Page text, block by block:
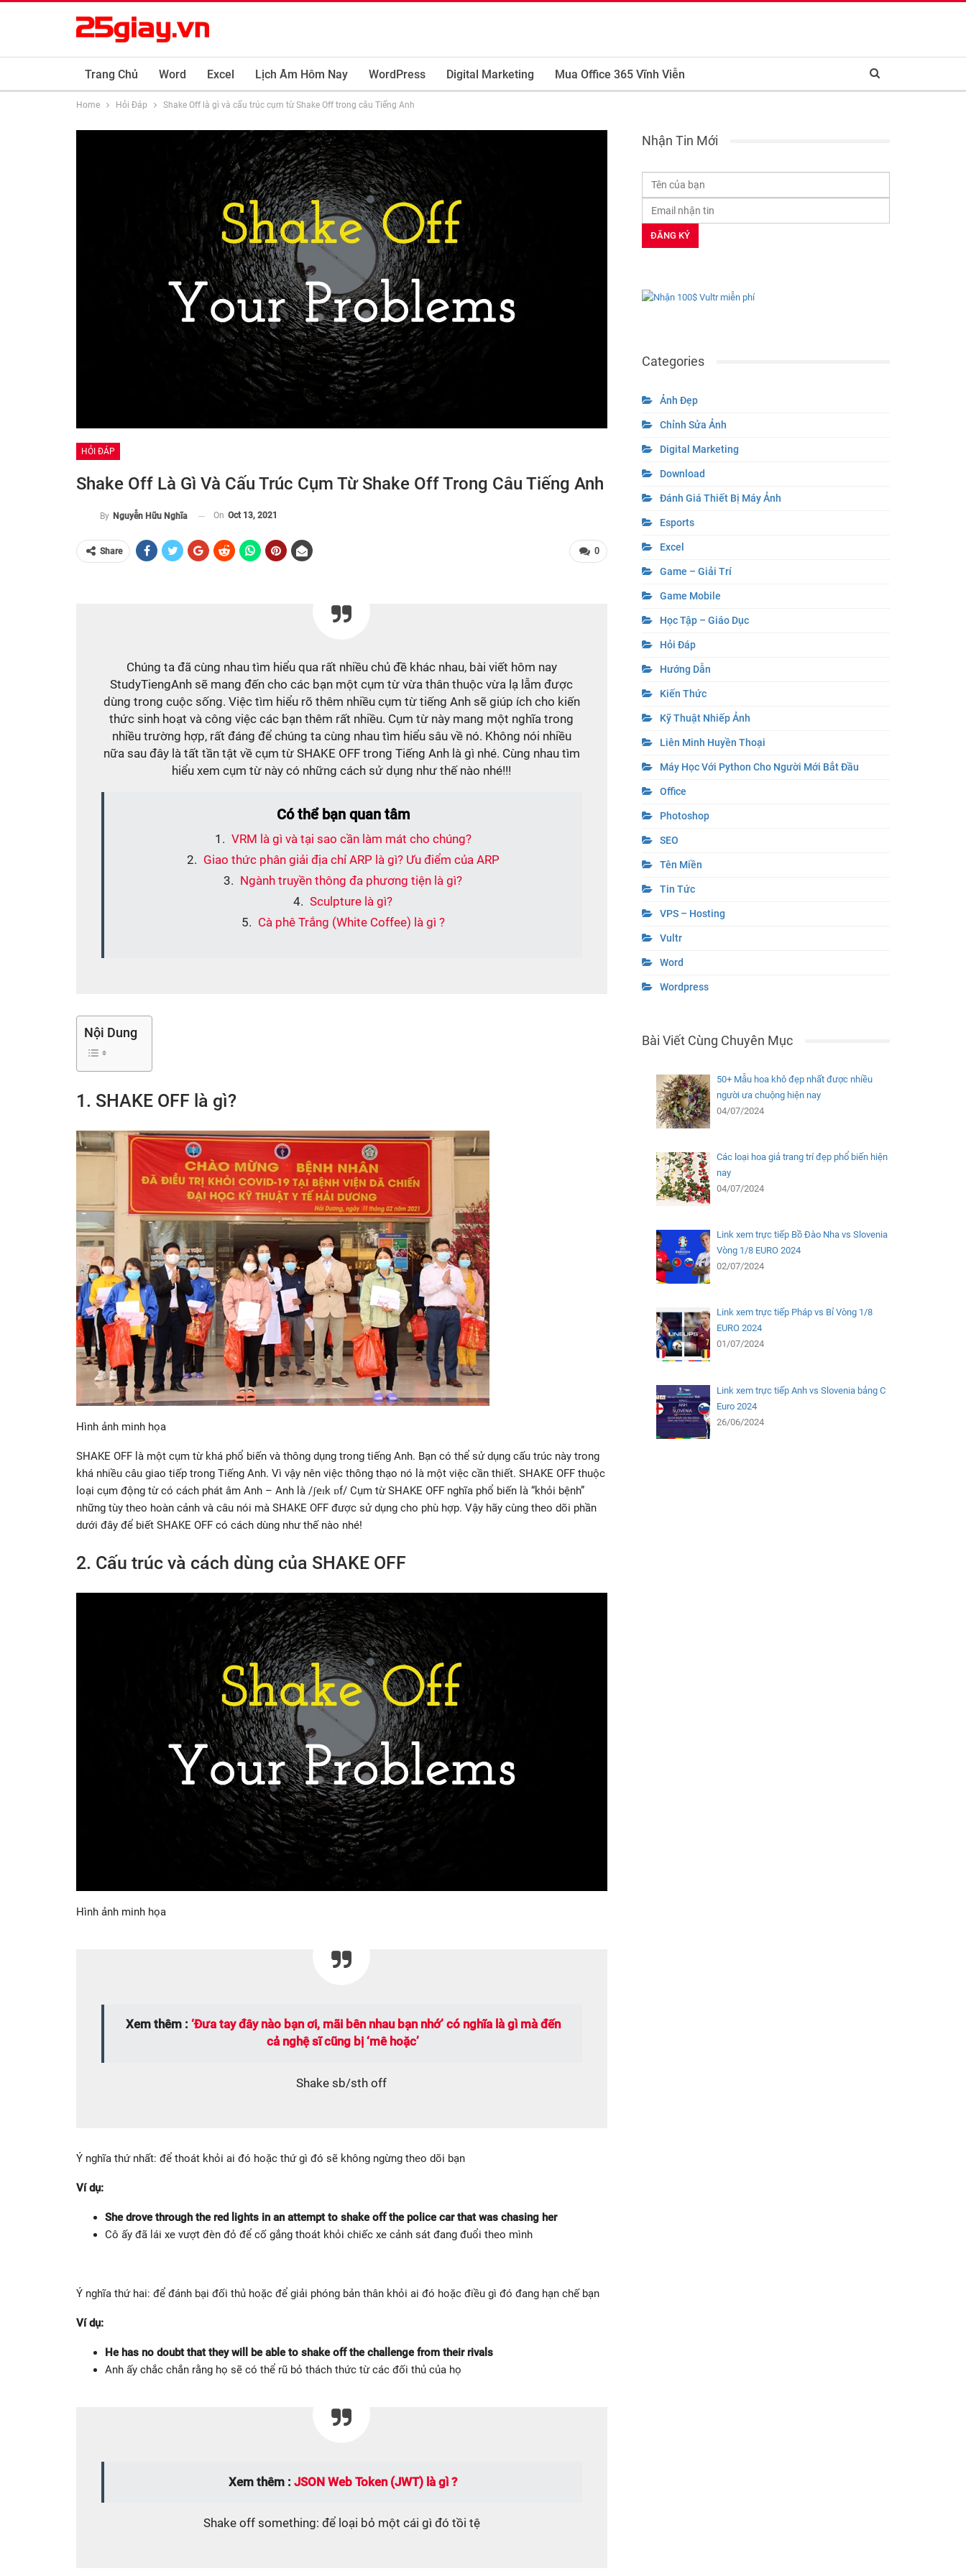
Trang Chủ Word Excel Lịch Âm Hôm Nay WordPress Digital Marketing Mua Office 365 Vĩnh Viễn
Home Hỏi Đáp Shake Off là gì và cấu trúc cụm từ Shake Off trong câu Tiếng Anh
HỎI ĐÁP
Shake Off Là Gì Và Cấu Trúc Cụm Từ Shake Off Trong Câu Tiếng Anh
By Nguyễn Hữu Nghĩa On Oct 13, 2021
0
Share
Chúng ta đã cùng nhau tìm hiểu qua rất nhiều chủ đề khác nhau, bài viết hôm nay
StudyTiengAnh sẽ mang đến cho các bạn một cụm từ vừa thân thuộc vừa lạ lẫm được
dùng trong cuộc sống. Việc tìm hiểu rõ thêm nhiều cụm từ tiếng Anh sẽ giúp ích cho kiến
thức sinh hoạt và công việc các bạn thêm rất nhiều. Cụm từ này mang một nghĩa trong
nhiều trường hợp, rất đáng để chúng ta cùng nhau tìm hiểu sâu về nó. Không nói nhiều
nữa sau đây là tất tần tật về cụm từ SHAKE OFF trong Tiếng Anh là gì nhé. Cùng nhau tìm
hiểu xem cụm từ này có những cách sử dụng như thế nào nhé!!!
Có thể bạn quan tâm
VRM là gì và tại sao cần làm mát cho chúng?
Giao thức phân giải địa chỉ ARP là gì? Ưu điểm của ARP
Ngành truyền thông đa phương tiện là gì?
Sculpture là gì?
Cà phê Trắng (White Coffee) là gì ?
Nội Dung
1. SHAKE OFF là gì?
Hình ảnh minh họa
SHAKE OFF là một cụm từ khá phổ biến và thông dụng trong tiếng Anh. Bạn có thể sử dụng cấu trúc này trong
khá nhiều câu giao tiếp trong Tiếng Anh. Vì vậy nên việc thông thạo nó là một việc cần thiết. SHAKE OFF thuộc
loại cụm động từ có cách phát âm Anh – Anh là /ʃeɪk ɒf/ Cụm từ SHAKE OFF nghĩa phổ biến là “khỏi bệnh”
những tùy theo hoàn cảnh và câu nói mà SHAKE OFF được sử dụng cho phù hợp. Vậy hãy cùng theo dõi phần
dưới đây để biết SHAKE OFF có cách dùng như thế nào nhé!
2. Cấu trúc và cách dùng của SHAKE OFF
Hình ảnh minh họa
Xem thêm : ‘Đưa tay đây nào bạn ơi, mãi bên nhau bạn nhớ’ có nghĩa là gì mà đến
cả nghệ sĩ cũng bị ‘mê hoặc’
Shake sb/sth off
Ý nghĩa thứ nhất: để thoát khỏi ai đó hoặc thứ gì đó sẽ không ngừng theo dõi bạn
Ví dụ:
She drove through the red lights in an attempt to shake off the police car that was chasing her
Cô ấy đã lái xe vượt đèn đỏ để cố gắng thoát khỏi chiếc xe cảnh sát đang đuổi theo mình
Ý nghĩa thứ hai: để đánh bại đối thủ hoặc để giải phóng bản thân khỏi ai đó hoặc điều gì đó đang hạn chế bạn
Ví dụ:
He has no doubt that they will be able to shake off the challenge from their rivals
Anh ấy chắc chắn rằng họ sẽ có thể rũ bỏ thách thức từ các đối thủ của họ
Xem thêm :JSON Web Token (JWT) là gì ?
Shake off something: để loại bỏ một cái gì đó tồi tệ
Nhận Tin Mới
Categories
Ảnh Đẹp
Chỉnh Sửa Ảnh
Digital Marketing
Download
Đánh Giá Thiết Bị Máy Ảnh
Esports
Excel
Game – Giải Trí
Game Mobile
Học Tập – Giáo Dục
Hỏi Đáp
Hướng Dẫn
Kiến Thức
Kỹ Thuật Nhiếp Ảnh
Liên Minh Huyền Thoại
Máy Học Với Python Cho Người Mới Bắt Đầu
Office
Photoshop
SEO
Tên Miền
Tin Tức
VPS – Hosting
Vultr
Word
Wordpress
Bài Viết Cùng Chuyên Mục
50+ Mẫu hoa khô đẹp nhất được nhiều
người ưa chuộng hiện nay
04/07/2024
Các loại hoa giả trang trí đẹp phổ biến hiện
nay
04/07/2024
Link xem trực tiếp Bồ Đào Nha vs Slovenia
Vòng 1/8 EURO 2024
02/07/2024
Link xem trực tiếp Pháp vs Bỉ Vòng 1/8
EURO 2024
01/07/2024
Link xem trực tiếp Anh vs Slovenia bảng C
Euro 2024
26/06/2024